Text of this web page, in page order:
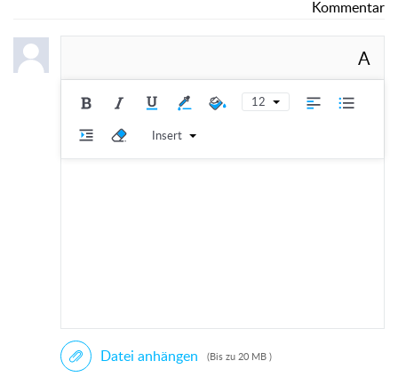
Kommentar
A
12
Insert
Datei anhängen (Bis zu 20 MB )